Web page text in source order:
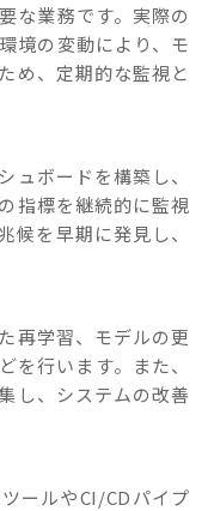
な業務です。実際の
境の変動により、モ
め、定期的な監視と
ュボードを構築し、
指標を継続的に監視
候を早期に発見し、
再学習、モデルの更
を行います。また、
し、システムの改善
ールやCI/CDパイプ